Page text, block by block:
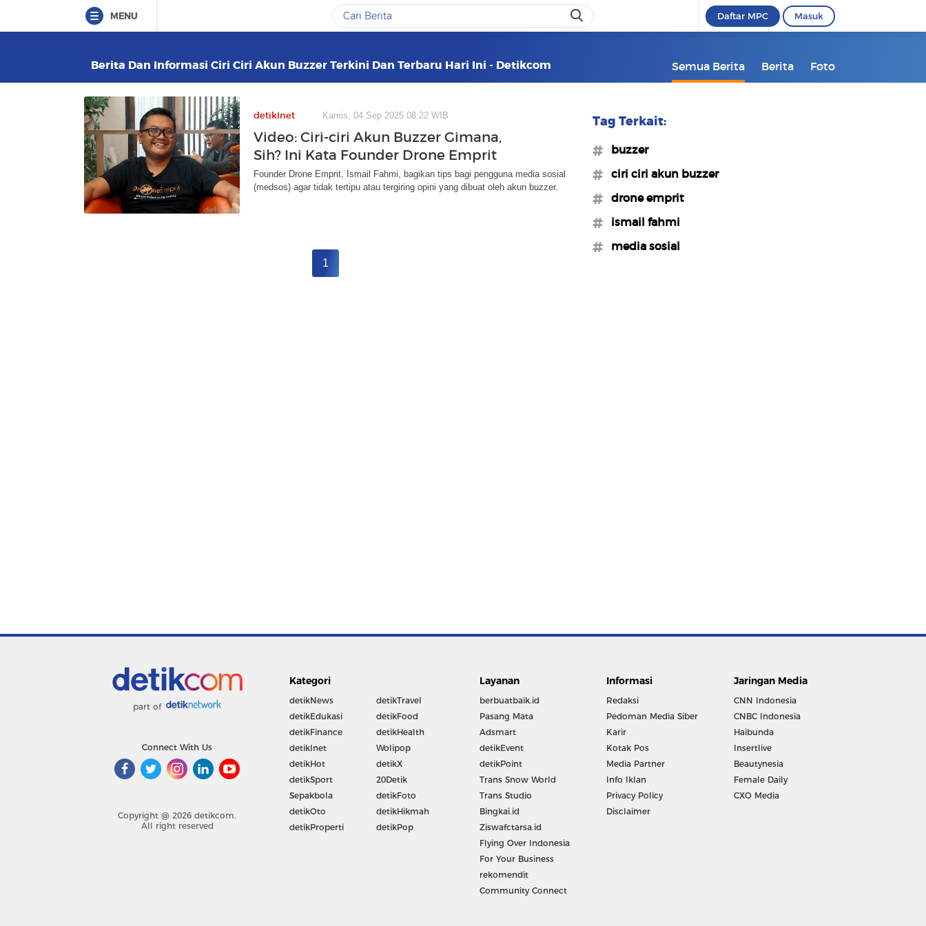
MENU Daftar MPC Masuk
Berita Dan Informasi Ciri Ciri Akun Buzzer Terkini Dan Terbaru Hari Ini - Detikcom Semua Berita Berita Foto
detikInet Kamis, 04 Sep 2025 08:22 WIB
Video: Ciri-ciri Akun Buzzer Gimana,
Sih? Ini Kata Founder Drone Emprit
Founder Drone Emprit, Ismail Fahmi, bagikan tips bagi pengguna media sosial
(medsos) agar tidak tertipu atau tergiring opini yang dibuat oleh akun buzzer.
1
Tag Terkait:
#buzzer
#ciri ciri akun buzzer
#drone emprit
#ismail fahmi
#media sosial
part of
Connect With Us
Copyright @ 2026 detikcom.
All right reserved
Kategori
detikNews
detikEdukasi
detikFinance
detikInet
detikHot
detikSport
Sepakbola
detikOto
detikProperti
detikTravel
detikFood
detikHealth
Wolipop
detikX
20Detik
detikFoto
detikHikmah
detikPop
Layanan
berbuatbaik.id
Pasang Mata
Adsmart
detikEvent
detikPoint
Trans Snow World
Trans Studio
Bingkai.id
Ziswafctarsa.id
Flying Over Indonesia
For Your Business
rekomendit
Community Connect
Informasi
Redaksi
Pedoman Media Siber
Karir
Kotak Pos
Media Partner
Info Iklan
Privacy Policy
Disclaimer
Jaringan Media
CNN Indonesia
CNBC Indonesia
Haibunda
Insertlive
Beautynesia
Female Daily
CXO Media